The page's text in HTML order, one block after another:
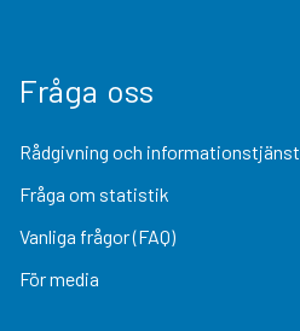
Fråga oss
Rådgivning och informationstjänst
Fråga om statistik
Vanliga frågor (FAQ)
För media